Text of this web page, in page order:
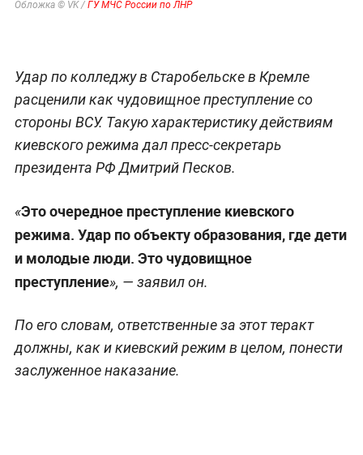
Обложка © VK /ГУ МЧС России по ЛНР
Удар по колледжу в Старобельске в Кремле
расценили как чудовищное преступление со
стороны ВСУ. Такую характеристику действиям
киевского режима дал пресс-секретарь
президента РФ Дмитрий Песков.
«Это очередное преступление киевского
режима. Удар по объекту образования, где дети
и молодые люди. Это чудовищное
преступление», — заявил он.
По его словам, ответственные за этот теракт
должны, как и киевский режим в целом, понести
заслуженное наказание.